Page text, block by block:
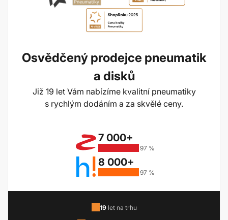
Osvědčený prodejce pneumatik
a disků
Již 19 let Vám nabízíme kvalitní pneumatiky
s rychlým dodáním a za skvělé ceny.
7 000+
97 %
8 000+
97 %
19let na trhu